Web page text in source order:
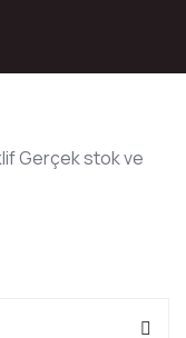
Gerçek stok ve